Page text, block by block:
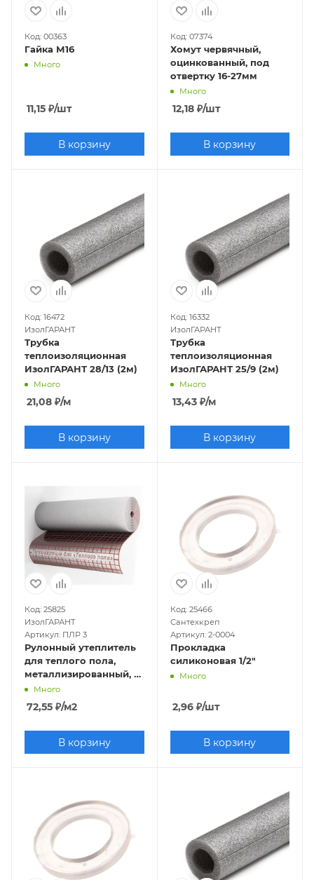
Код: 00363
Гайка М16
Много
11,15 ₽/шт
В корзину
Код: 07374
Хомут червячный,
оцинкованный, под
отвертку 16-27мм
Много
12,18₽/шт
В корзину
Код: 16472
ИзолГАРАНТ
Трубка
теплоизоляционная
ИзолГАРАНТ 28/13 (2м)
Много
21,08 ₽/м
В корзину
Код: 16332
ИзолГАРАНТ
Трубка
теплоизоляционная
ИзолГАРАНТ 25/9 (2м)
Много
13,43₽/м
В корзину
Код: 25825
ИзолГАРАНТ
Артикул: ПЛР 3
Рулонный утеплитель
для теплого пола,
металлизированный, с
разметкой t-3мм, 30м2
(1,2х25м)
Много
72,55 ₽/м2
В корзину
Код: 25466
Сантехкреп
Артикул: 2-0004
Прокладка
силиконовая 1/2"
Много
2,96₽/шт
В корзину